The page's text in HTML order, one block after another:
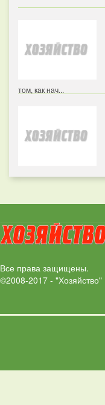
том, как нач...
Все права защищены.
©2008-2017 - "Хозяйство"